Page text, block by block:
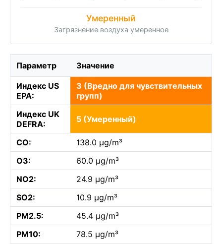
Умеренный
Загрязнение воздуха умеренное
Параметр Значение
Индекс US
EPA:
3 (Вредно для чувствительных
групп)
Индекс UK
DEFRA:
5 (Умеренный)
CO:
138.0 µg/m³
O3:
60.0 µg/m³
NO2:
24.9 µg/m³
SO2:
10.9 µg/m³
PM2.5:
45.4 µg/m³
PM10:
78.5 µg/m³